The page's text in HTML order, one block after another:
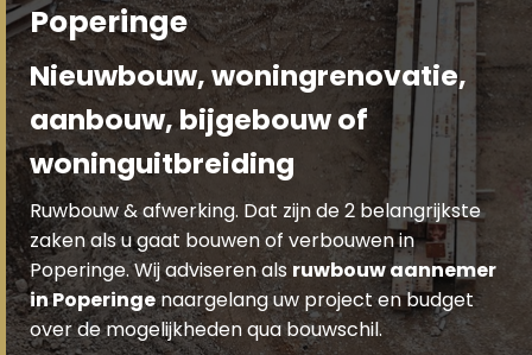
Poperinge
Nieuwbouw, woningrenovatie,
aanbouw, bijgebouw of
woninguitbreiding
Ruwbouw & afwerking. Dat zijn de 2 belangrijkste
zaken als u gaat bouwen of verbouwen in
Poperinge. Wij adviseren alsruwbouw aannemer
in Poperingenaargelang uw project en budget
over de mogelijkheden qua bouwschil.